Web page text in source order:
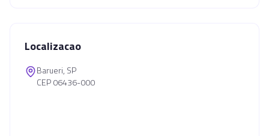
Localizacao
Barueri, SP
CEP 06436-000